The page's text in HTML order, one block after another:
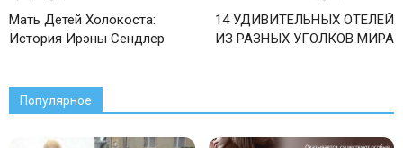
Мать Детей Холокоста:
История Ирэны Сендлер
14 УДИВИТЕЛЬНЫХ ОТЕЛЕЙ
ИЗ РАЗНЫХ УГОЛКОВ МИРА
Популярное